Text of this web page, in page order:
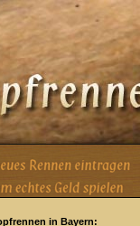
in Bayern: